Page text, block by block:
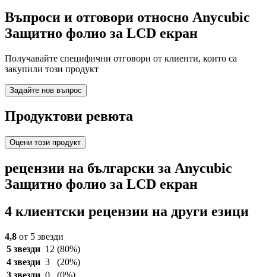
Въпроси и отговори относно Anycubic
Защитно фолио за LCD екран
Получавайте специфични отговори от клиенти, които са
закупили този продукт
Задайте нов въпрос
Продуктови ревюта
Оцени този продукт
рецензии на български за Anycubic
Защитно фолио за LCD екран
4 клиентски рецензии на други езици
4,8 от 5 звезди
5 звезди 12 (80%)
4 звезди 3
(20%)